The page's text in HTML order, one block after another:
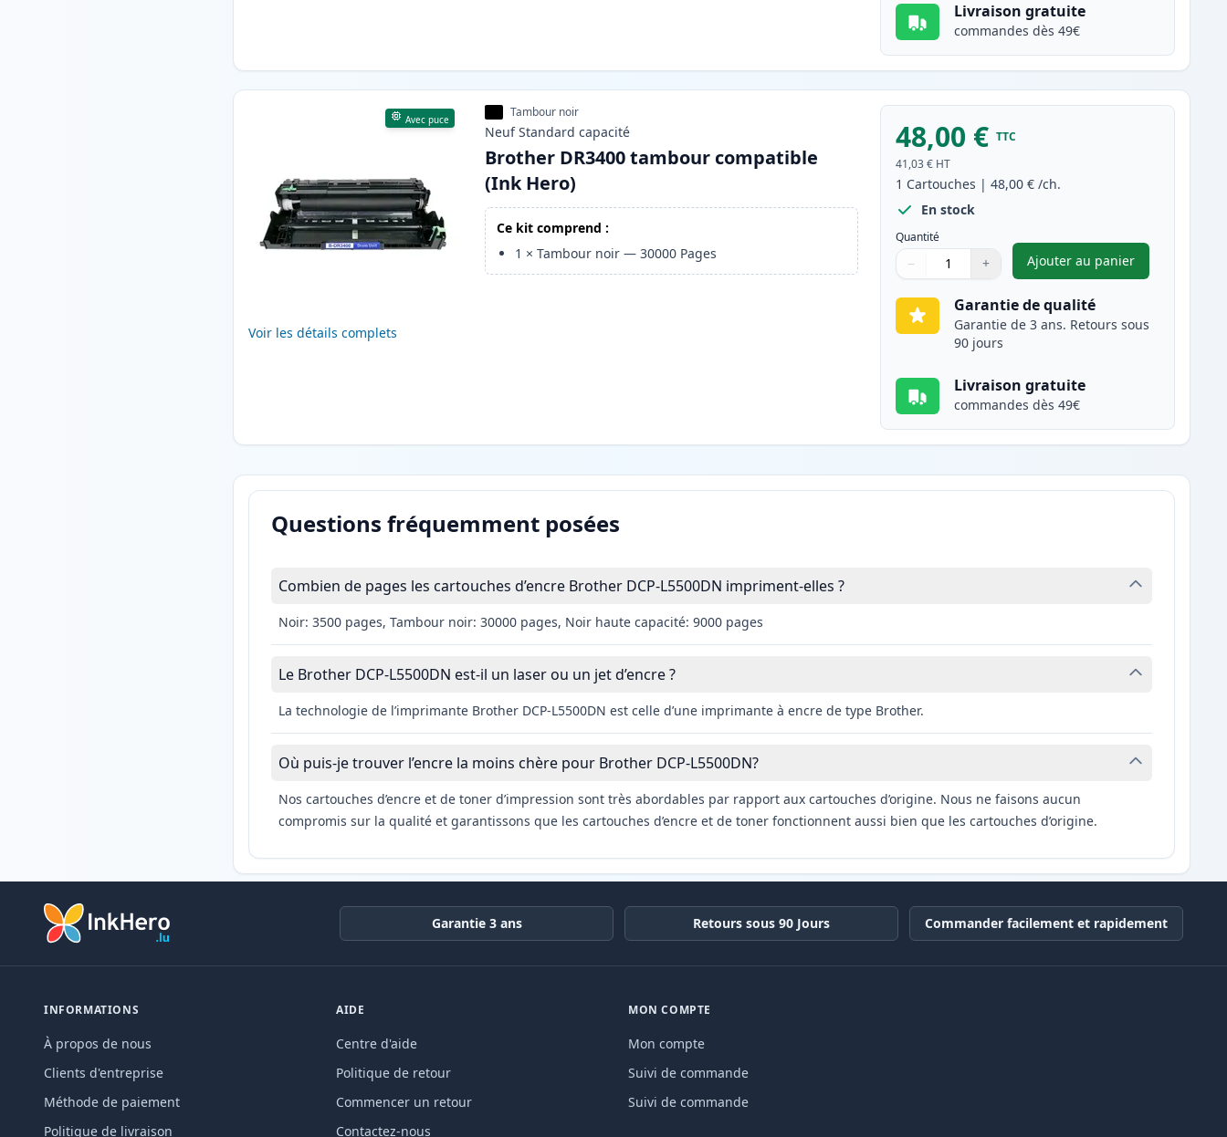
Livraison gratuite
commandes dès 49€
Avec puce
Voir les détails complets
Tambour noir
Neuf Standard capacité
Brother DR3400 tambour compatible
(Ink Hero)
Ce kit comprend :
1 ×Tambour noir —30000 Pages
48,00 € TTC
41,03 € HT
1 Cartouches |48,00 € /ch.
En stock
Quantité
Quantité
Utilisez les boutons pour ajuster
− +
Quantité
Ajouter au panier
,Brother DR3400
Garantie de qualité
Garantie de 3 ans. Retours sous
90 jours
Livraison gratuite
commandes dès 49€
Questions fréquemment posées
Combien de pages les cartouches d’encre Brother DCP-L5500DN impriment-elles ?
Noir: 3500 pages, Tambour noir: 30000 pages, Noir haute capacité: 9000 pages
Le Brother DCP-L5500DN est-il un laser ou un jet d’encre ?
La technologie de l’imprimante Brother DCP-L5500DN est celle d’une imprimante à encre de type Brother.
Où puis-je trouver l’encre la moins chère pour Brother DCP-L5500DN?
Nos cartouches d’encre et de toner d’impression sont très abordables par rapport aux cartouches d’origine. Nous ne faisons aucun
compromis sur la qualité et garantissons que les cartouches d’encre et de toner fonctionnent aussi bien que les cartouches d’origine.
Garantie 3 ans Retours sous 90 Jours Commander facilement et rapidement
INFORMATIONS
À propos de nous
Clients d'entreprise
Méthode de paiement
Politique de livraison
AIDE
Centre d'aide
Politique de retour
Commencer un retour
Contactez-nous
MON COMPTE
Mon compte
Suivi de commande
Suivi de commande